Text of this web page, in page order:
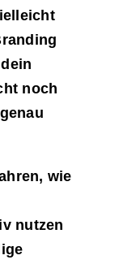
noch
wie
nutzen